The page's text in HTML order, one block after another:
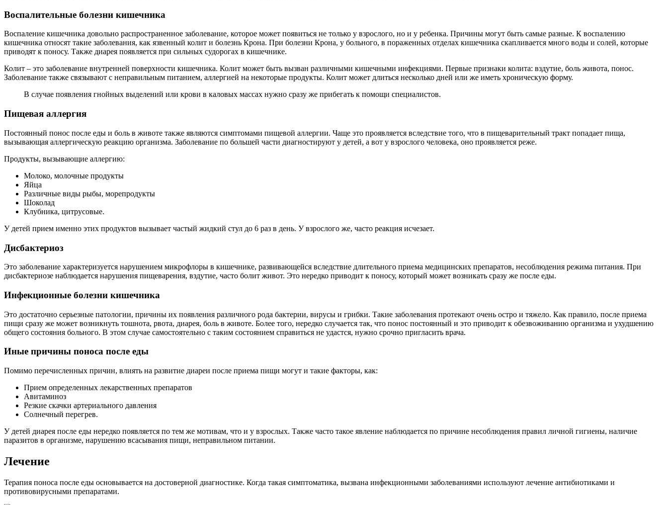
Воспалительные болезни кишечника
Воспаление кишечника довольно распространенное заболевание, которое может появиться не только у взрослого, но и у ребенка. Причины могут быть самые разные. К воспалению
кишечника относят такие заболевания, как язвенный колит и болезнь Крона. При болезни Крона, у больного, в пораженных отделах кишечника скапливается много воды и солей, которые
приводят к поносу. Также диарея появляется при сильных судорогах в кишечнике.
Колит – это заболевание внутренней поверхности кишечника. Колит может быть вызван различными кишечными инфекциями. Первые признаки колита: вздутие, боль живота, понос.
Заболевание также связывают с неправильным питанием, аллергией на некоторые продукты. Колит может длиться несколько дней или же иметь хроническую форму.
В случае появления гнойных выделений или крови в каловых массах нужно сразу же прибегать к помощи специалистов.
Пищевая аллергия
Постоянный понос после еды и боль в животе также являются симптомами пищевой аллергии. Чаще это проявляется вследствие того, что в пищеварительный тракт попадает пища,
вызывающая аллергическую реакцию организма. Заболевание по большей части диагностируют у детей, а вот у взрослого человека, оно проявляется реже.
Продукты, вызывающие аллергию:
Молоко, молочные продукты
Яйца
Различные виды рыбы, морепродукты
Шоколад
Клубника, цитрусовые.
У детей прием именно этих продуктов вызывает частый жидкий стул до 6 раз в день. У взрослого же, часто реакция исчезает.
Дисбактериоз
Это заболевание характеризуется нарушением микрофлоры в кишечнике, развивающейся вследствие длительного приема медицинских препаратов, несоблюдения режима питания. При
дисбактериозе наблюдается нарушения пищеварения, вздутие, часто болит живот. Это нередко приводит к поносу, который может возникать сразу же после еды.
Инфекционные болезни кишечника
Это достаточно серьезные патологии, причины их появления различного рода бактерии, вирусы и грибки. Такие заболевания протекают очень остро и тяжело. Как правило, после приема
пищи сразу же может возникнуть тошнота, рвота, диарея, боль в животе. Более того, нередко случается так, что понос постоянный и это приводит к обезвоживанию организма и ухудшению
общего состояния больного. В этом случае самостоятельно с таким состоянием справиться не удастся, нужно срочно пригласить врача.
Иные причины поноса после еды
Помимо перечисленных причин, влиять на развитие диареи после приема пищи могут и такие факторы, как:
Прием определенных лекарственных препаратов
Авитаминоз
Резкие скачки артериального давления
Солнечный перегрев.
У детей диарея после еды нередко появляется по тем же мотивам, что и у взрослых. Также часто такое явление наблюдается по причине несоблюдения правил личной гигиены, наличие
паразитов в организме, нарушению всасывания пищи, неправильном питании.
Лечение
Терапия поноса после еды основывается на достоверной диагностике. Когда такая симптоматика, вызвана инфекционными заболеваниями используют лечение антибиотиками и
противовирусными препаратами.